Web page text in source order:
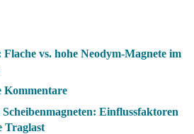
vs. hohe Neodym-Magnete im
Kommentare
Einflussfaktoren
Traglast